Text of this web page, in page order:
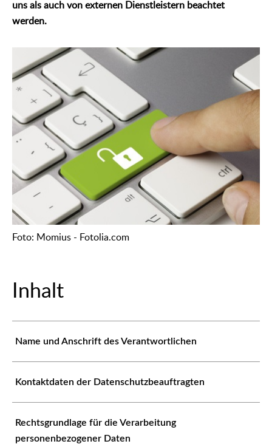
uns als auch von externen Dienstleistern beachtet
werden.
Foto: Momius - Fotolia.com
Inhalt
Name und Anschrift des Verantwortlichen
Kontaktdaten der Datenschutzbeauftragten
Rechtsgrundlage für die Verarbeitung
personenbezogener Daten